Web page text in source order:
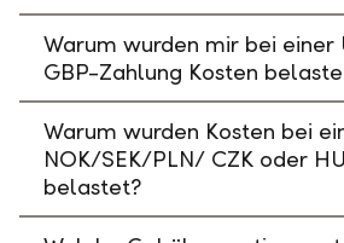
Warum wurden mir bei einer
GBP-Zahlung Kosten
Warum wurden Kosten bei
NOK/SEK/PLN/ CZK oder
belastet?